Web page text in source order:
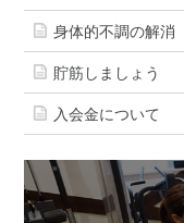
身体的不調の解消
貯筋しましょう
入会金について